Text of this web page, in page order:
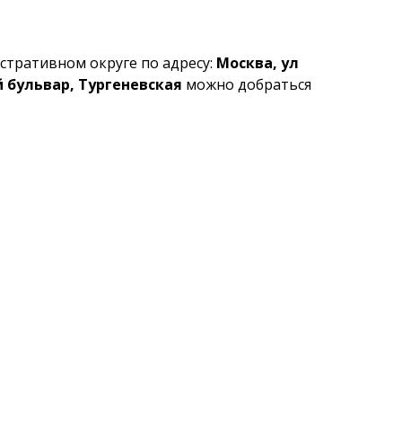
округе по адресу: Москва, ул
Тургеневская можно добраться